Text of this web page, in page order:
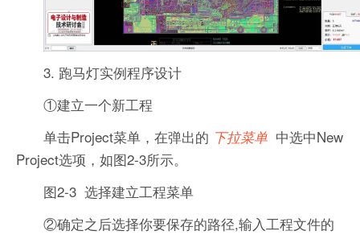
3. 跑马灯实例程序设计
①建立一个新工程
单击Project菜单，在弹出的 下拉菜单 中选中New
Project选项，如图2-3所示。
图2-3 选择建立工程菜单
②确定之后选择你要保存的路径,输入工程文件的